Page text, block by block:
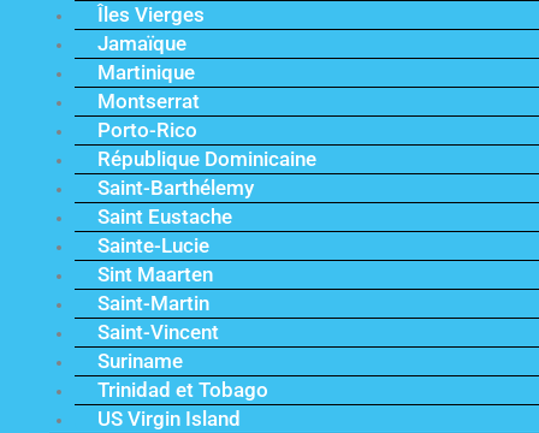
Îles Vierges
Jamaïque
Martinique
Montserrat
Porto-Rico
République Dominicaine
Saint-Barthélemy
Saint Eustache
Sainte-Lucie
Sint Maarten
Saint-Martin
Saint-Vincent
Suriname
Trinidad et Tobago
US Virgin Island